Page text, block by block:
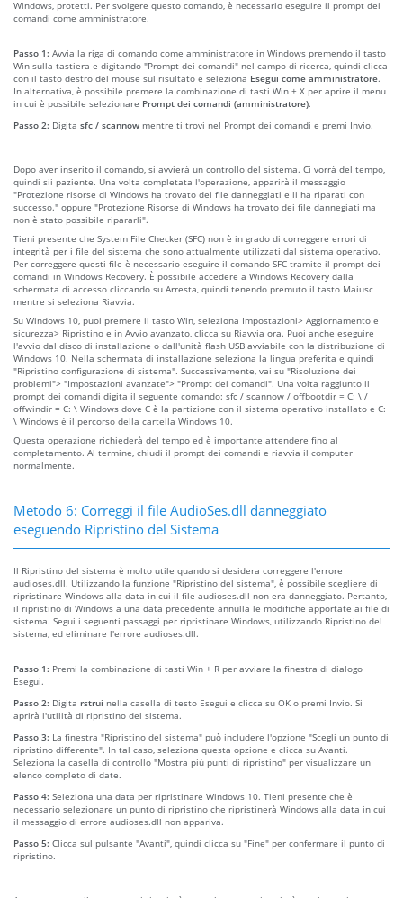
Windows, protetti. Per svolgere questo comando, è necessario eseguire il prompt dei
comandi come amministratore.
Passo 1: Avvia la riga di comando come amministratore in Windows premendo il tasto
Win sulla tastiera e digitando "Prompt dei comandi" nel campo di ricerca, quindi clicca
con il tasto destro del mouse sul risultato e seleziona Esegui come amministratore.
In alternativa, è possibile premere la combinazione di tasti Win + X per aprire il menu
in cui è possibile selezionare Prompt dei comandi (amministratore).
Passo 2: Digita sfc / scannow mentre ti trovi nel Prompt dei comandi e premi Invio.
Dopo aver inserito il comando, si avvierà un controllo del sistema. Ci vorrà del tempo,
quindi sii paziente. Una volta completata l'operazione, apparirà il messaggio
"Protezione risorse di Windows ha trovato dei file danneggiati e li ha riparati con
successo." oppure "Protezione Risorse di Windows ha trovato dei file dannegiati ma
non è stato possibile ripararli".
Tieni presente che System File Checker (SFC) non è in grado di correggere errori di
integrità per i file del sistema che sono attualmente utilizzati dal sistema operativo.
Per correggere questi file è necessario eseguire il comando SFC tramite il prompt dei
comandi in Windows Recovery. È possibile accedere a Windows Recovery dalla
schermata di accesso cliccando su Arresta, quindi tenendo premuto il tasto Maiusc
mentre si seleziona Riavvia.
Su Windows 10, puoi premere il tasto Win, seleziona Impostazioni> Aggiornamento e
sicurezza> Ripristino e in Avvio avanzato, clicca su Riavvia ora. Puoi anche eseguire
l'avvio dal disco di installazione o dall'unità flash USB avviabile con la distribuzione di
Windows 10. Nella schermata di installazione seleziona la lingua preferita e quindi
"Ripristino configurazione di sistema". Successivamente, vai su "Risoluzione dei
problemi"> "Impostazioni avanzate"> "Prompt dei comandi". Una volta raggiunto il
prompt dei comandi digita il seguente comando: sfc / scannow / offbootdir = C: \ /
offwindir = C: \ Windows dove C è la partizione con il sistema operativo installato e C:
\ Windows è il percorso della cartella Windows 10.
Questa operazione richiederà del tempo ed è importante attendere fino al
completamento. Al termine, chiudi il prompt dei comandi e riavvia il computer
normalmente.
Metodo 6: Correggi il file AudioSes.dll danneggiato
eseguendo Ripristino del Sistema
Il Ripristino del sistema è molto utile quando si desidera correggere l'errore
audioses.dll. Utilizzando la funzione "Ripristino del sistema", è possibile scegliere di
ripristinare Windows alla data in cui il file audioses.dll non era danneggiato. Pertanto,
il ripristino di Windows a una data precedente annulla le modifiche apportate ai file di
sistema. Segui i seguenti passaggi per ripristinare Windows, utilizzando Ripristino del
sistema, ed eliminare l'errore audioses.dll.
Passo 1: Premi la combinazione di tasti Win + R per avviare la finestra di dialogo
Esegui.
Passo 2: Digita rstrui nella casella di testo Esegui e clicca su OK o premi Invio. Si
aprirà l'utilità di ripristino del sistema.
Passo 3: La finestra "Ripristino del sistema" può includere l'opzione "Scegli un punto di
ripristino differente". In tal caso, seleziona questa opzione e clicca su Avanti.
Seleziona la casella di controllo "Mostra più punti di ripristino" per visualizzare un
elenco completo di date.
Passo 4: Seleziona una data per ripristinare Windows 10. Tieni presente che è
necessario selezionare un punto di ripristino che ripristinerà Windows alla data in cui
il messaggio di errore audioses.dll non appariva.
Passo 5: Clicca sul pulsante "Avanti", quindi clicca su "Fine" per confermare il punto di
ripristino.